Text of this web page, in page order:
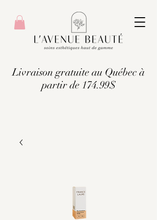
Livraison gratuite au Québec à
partir de 174.99$